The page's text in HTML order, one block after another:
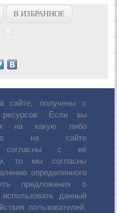
В ИЗБРАННОЕ
сайте, получены с
ресурсов. Если вы
на какую либо
на сайте
с её
то мы согласны
определенного
предложения о
данный
пользователей,